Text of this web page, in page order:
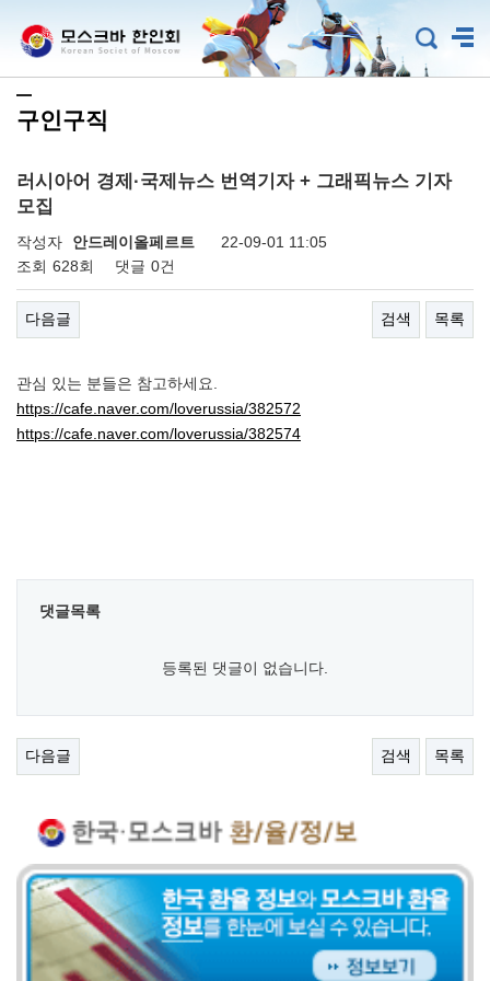
구인구직
러시아어 경제·국제뉴스 번역기자 + 그래픽뉴스 기자
모집
작성자 안드레이올페르트
22-09-01 11:05
조회 628회 댓글 0건
다음글 검색 목록
관심 있는 분들은 참고하세요.
https://cafe.naver.com/loverussia/382572
https://cafe.naver.com/loverussia/382574
댓글목록
등록된 댓글이 없습니다.
다음글 검색 목록